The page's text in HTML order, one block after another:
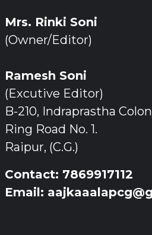
Mrs. Rinki Soni
(Owner/Editor)
Ramesh Soni
(Excutive Editor)
B-210, Indraprastha
Ring Road No. 1.
Raipur, (C.G.)
Contact: 7869917112
Email: